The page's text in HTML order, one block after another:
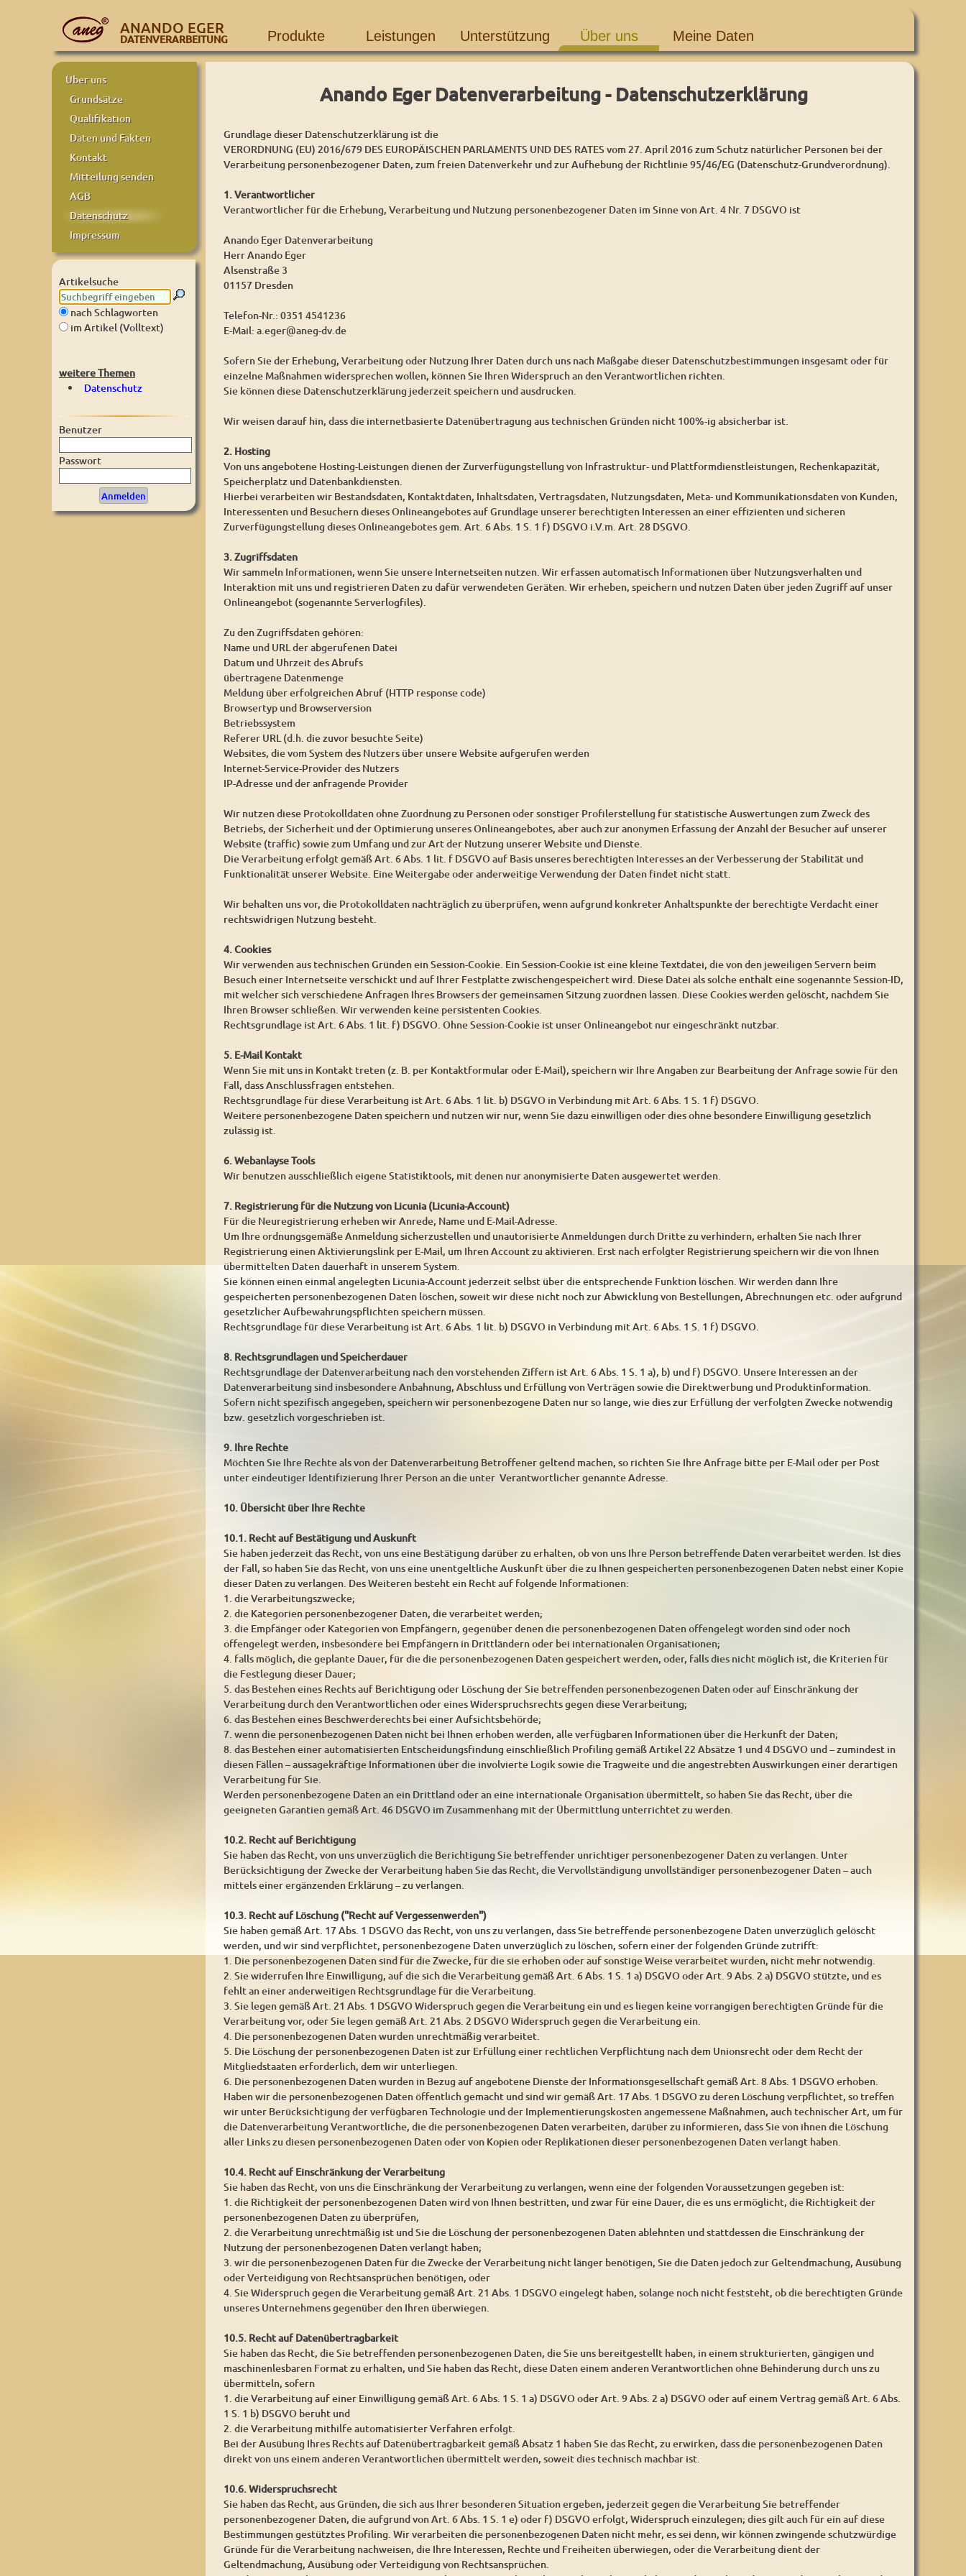
ANANDO EGER
DATENVERARBEITUNG Produkte Leistungen Unterstützung Über uns Meine Daten
Über uns
Grundsätze
Qualifikation
Daten und Fakten
Kontakt
Mitteilung senden
AGB
Datenschutz
Impressum
Artikelsuche
nach Schlagworten
im Artikel (Volltext)
weitere Themen
Datenschutz
Benutzer
Passwort
Anando Eger Datenverarbeitung - Datenschutzerklärung
Grundlage dieser Datenschutzerklärung ist die
VERORDNUNG (EU) 2016/679 DES EUROPÄISCHEN PARLAMENTS UND DES RATES vom 27. April 2016 zum Schutz natürlicher Personen bei der
Verarbeitung personenbezogener Daten, zum freien Datenverkehr und zur Aufhebung der Richtlinie 95/46/EG (Datenschutz-Grundverordnung).
1. Verantwortlicher
Verantwortlicher für die Erhebung, Verarbeitung und Nutzung personenbezogener Daten im Sinne von Art. 4 Nr. 7 DSGVO ist
Anando Eger Datenverarbeitung
Herr Anando Eger
Alsenstraße 3
01157 Dresden
Telefon-Nr.: 0351 4541236
E-Mail: a.eger@aneg-dv.de
Sofern Sie der Erhebung, Verarbeitung oder Nutzung Ihrer Daten durch uns nach Maßgabe dieser Datenschutzbestimmungen insgesamt oder für
einzelne Maßnahmen widersprechen wollen, können Sie Ihren Widerspruch an den Verantwortlichen richten.
Sie können diese Datenschutzerklärung jederzeit speichern und ausdrucken.
Wir weisen darauf hin, dass die internetbasierte Datenübertragung aus technischen Gründen nicht 100%-ig absicherbar ist.
2. Hosting
Von uns angebotene Hosting-Leistungen dienen der Zurverfügungstellung von Infrastruktur- und Plattformdienstleistungen, Rechenkapazität,
Speicherplatz und Datenbankdiensten.
Hierbei verarbeiten wir Bestandsdaten, Kontaktdaten, Inhaltsdaten, Vertragsdaten, Nutzungsdaten, Meta- und Kommunikationsdaten von Kunden,
Interessenten und Besuchern dieses Onlineangebotes auf Grundlage unserer berechtigten Interessen an einer effizienten und sicheren
Zurverfügungstellung dieses Onlineangebotes gem. Art. 6 Abs. 1 S. 1 f) DSGVO i.V.m. Art. 28 DSGVO.
3. Zugriffsdaten
Wir sammeln Informationen, wenn Sie unsere Internetseiten nutzen. Wir erfassen automatisch Informationen über Nutzungsverhalten und
Interaktion mit uns und registrieren Daten zu dafür verwendeten Geräten. Wir erheben, speichern und nutzen Daten über jeden Zugriff auf unser
Onlineangebot (sogenannte Serverlogfiles).
Zu den Zugriffsdaten gehören:
Name und URL der abgerufenen Datei
Datum und Uhrzeit des Abrufs
übertragene Datenmenge
Meldung über erfolgreichen Abruf (HTTP response code)
Browsertyp und Browserversion
Betriebssystem
Referer URL (d.h. die zuvor besuchte Seite)
Websites, die vom System des Nutzers über unsere Website aufgerufen werden
Internet-Service-Provider des Nutzers
IP-Adresse und der anfragende Provider
Wir nutzen diese Protokolldaten ohne Zuordnung zu Personen oder sonstiger Profilerstellung für statistische Auswertungen zum Zweck des
Betriebs, der Sicherheit und der Optimierung unseres Onlineangebotes, aber auch zur anonymen Erfassung der Anzahl der Besucher auf unserer
Website (traffic) sowie zum Umfang und zur Art der Nutzung unserer Website und Dienste.
Die Verarbeitung erfolgt gemäß Art. 6 Abs. 1 lit. f DSGVO auf Basis unseres berechtigten Interesses an der Verbesserung der Stabilität und
Funktionalität unserer Website. Eine Weitergabe oder anderweitige Verwendung der Daten findet nicht statt.
Wir behalten uns vor, die Protokolldaten nachträglich zu überprüfen, wenn aufgrund konkreter Anhaltspunkte der berechtigte Verdacht einer
rechtswidrigen Nutzung besteht.
4. Cookies
Wir verwenden aus technischen Gründen ein Session-Cookie. Ein Session-Cookie ist eine kleine Textdatei, die von den jeweiligen Servern beim
Besuch einer Internetseite verschickt und auf Ihrer Festplatte zwischengespeichert wird. Diese Datei als solche enthält eine sogenannte Session-ID,
mit welcher sich verschiedene Anfragen Ihres Browsers der gemeinsamen Sitzung zuordnen lassen. Diese Cookies werden gelöscht, nachdem Sie
Ihren Browser schließen. Wir verwenden keine persistenten Cookies.
Rechtsgrundlage ist Art. 6 Abs. 1 lit. f) DSGVO. Ohne Session-Cookie ist unser Onlineangebot nur eingeschränkt nutzbar.
5. E-Mail Kontakt
Wenn Sie mit uns in Kontakt treten (z. B. per Kontaktformular oder E-Mail), speichern wir Ihre Angaben zur Bearbeitung der Anfrage sowie für den
Fall, dass Anschlussfragen entstehen.
Rechtsgrundlage für diese Verarbeitung ist Art. 6 Abs. 1 lit. b) DSGVO in Verbindung mit Art. 6 Abs. 1 S. 1 f) DSGVO.
Weitere personenbezogene Daten speichern und nutzen wir nur, wenn Sie dazu einwilligen oder dies ohne besondere Einwilligung gesetzlich
zulässig ist.
6. Webanlayse Tools
Wir benutzen ausschließlich eigene Statistiktools, mit denen nur anonymisierte Daten ausgewertet werden.
7. Registrierung für die Nutzung von Licunia (Licunia-Account)
Für die Neuregistrierung erheben wir Anrede, Name und E-Mail-Adresse.
Um Ihre ordnungsgemäße Anmeldung sicherzustellen und unautorisierte Anmeldungen durch Dritte zu verhindern, erhalten Sie nach Ihrer
Registrierung einen Aktivierungslink per E-Mail, um Ihren Account zu aktivieren. Erst nach erfolgter Registrierung speichern wir die von Ihnen
übermittelten Daten dauerhaft in unserem System.
Sie können einen einmal angelegten Licunia-Account jederzeit selbst über die entsprechende Funktion löschen. Wir werden dann Ihre
gespeicherten personenbezogenen Daten löschen, soweit wir diese nicht noch zur Abwicklung von Bestellungen, Abrechnungen etc. oder aufgrund
gesetzlicher Aufbewahrungspflichten speichern müssen.
Rechtsgrundlage für diese Verarbeitung ist Art. 6 Abs. 1 lit. b) DSGVO in Verbindung mit Art. 6 Abs. 1 S. 1 f) DSGVO.
8. Rechtsgrundlagen und Speicherdauer
Rechtsgrundlage der Datenverarbeitung nach den vorstehenden Ziffern ist Art. 6 Abs. 1 S. 1 a), b) und f) DSGVO. Unsere Interessen an der
Datenverarbeitung sind insbesondere Anbahnung, Abschluss und Erfüllung von Verträgen sowie die Direktwerbung und Produktinformation.
Sofern nicht spezifisch angegeben, speichern wir personenbezogene Daten nur so lange, wie dies zur Erfüllung der verfolgten Zwecke notwendig
bzw. gesetzlich vorgeschrieben ist.
9. Ihre Rechte
Möchten Sie Ihre Rechte als von der Datenverarbeitung Betroffener geltend machen, so richten Sie Ihre Anfrage bitte per E-Mail oder per Post
unter eindeutiger Identifizierung Ihrer Person an die unter Verantwortlicher genannte Adresse.
10. Übersicht über Ihre Rechte
10.1. Recht auf Bestätigung und Auskunft
Sie haben jederzeit das Recht, von uns eine Bestätigung darüber zu erhalten, ob von uns Ihre Person betreffende Daten verarbeitet werden. Ist dies
der Fall, so haben Sie das Recht, von uns eine unentgeltliche Auskunft über die zu Ihnen gespeicherten personenbezogenen Daten nebst einer Kopie
dieser Daten zu verlangen. Des Weiteren besteht ein Recht auf folgende Informationen:
1. die Verarbeitungszwecke;
2. die Kategorien personenbezogener Daten, die verarbeitet werden;
3. die Empfänger oder Kategorien von Empfängern, gegenüber denen die personenbezogenen Daten offengelegt worden sind oder noch
offengelegt werden, insbesondere bei Empfängern in Drittländern oder bei internationalen Organisationen;
4. falls möglich, die geplante Dauer, für die die personenbezogenen Daten gespeichert werden, oder, falls dies nicht möglich ist, die Kriterien für
die Festlegung dieser Dauer;
5. das Bestehen eines Rechts auf Berichtigung oder Löschung der Sie betreffenden personenbezogenen Daten oder auf Einschränkung der
Verarbeitung durch den Verantwortlichen oder eines Widerspruchsrechts gegen diese Verarbeitung;
6. das Bestehen eines Beschwerderechts bei einer Aufsichtsbehörde;
7. wenn die personenbezogenen Daten nicht bei Ihnen erhoben werden, alle verfügbaren Informationen über die Herkunft der Daten;
8. das Bestehen einer automatisierten Entscheidungsfindung einschließlich Profiling gemäß Artikel 22 Absätze 1 und 4 DSGVO und – zumindest in
diesen Fällen – aussagekräftige Informationen über die involvierte Logik sowie die Tragweite und die angestrebten Auswirkungen einer derartigen
Verarbeitung für Sie.
Werden personenbezogene Daten an ein Drittland oder an eine internationale Organisation übermittelt, so haben Sie das Recht, über die
geeigneten Garantien gemäß Art. 46 DSGVO im Zusammenhang mit der Übermittlung unterrichtet zu werden.
10.2. Recht auf Berichtigung
Sie haben das Recht, von uns unverzüglich die Berichtigung Sie betreffender unrichtiger personenbezogener Daten zu verlangen. Unter
Berücksichtigung der Zwecke der Verarbeitung haben Sie das Recht, die Vervollständigung unvollständiger personenbezogener Daten – auch
mittels einer ergänzenden Erklärung – zu verlangen.
10.3. Recht auf Löschung ("Recht auf Vergessenwerden")
Sie haben gemäß Art. 17 Abs. 1 DSGVO das Recht, von uns zu verlangen, dass Sie betreffende personenbezogene Daten unverzüglich gelöscht
werden, und wir sind verpflichtet, personenbezogene Daten unverzüglich zu löschen, sofern einer der folgenden Gründe zutrifft:
1. Die personenbezogenen Daten sind für die Zwecke, für die sie erhoben oder auf sonstige Weise verarbeitet wurden, nicht mehr notwendig.
2. Sie widerrufen Ihre Einwilligung, auf die sich die Verarbeitung gemäß Art. 6 Abs. 1 S. 1 a) DSGVO oder Art. 9 Abs. 2 a) DSGVO stützte, und es
fehlt an einer anderweitigen Rechtsgrundlage für die Verarbeitung.
3. Sie legen gemäß Art. 21 Abs. 1 DSGVO Widerspruch gegen die Verarbeitung ein und es liegen keine vorrangigen berechtigten Gründe für die
Verarbeitung vor, oder Sie legen gemäß Art. 21 Abs. 2 DSGVO Widerspruch gegen die Verarbeitung ein.
4. Die personenbezogenen Daten wurden unrechtmäßig verarbeitet.
5. Die Löschung der personenbezogenen Daten ist zur Erfüllung einer rechtlichen Verpflichtung nach dem Unionsrecht oder dem Recht der
Mitgliedstaaten erforderlich, dem wir unterliegen.
6. Die personenbezogenen Daten wurden in Bezug auf angebotene Dienste der Informationsgesellschaft gemäß Art. 8 Abs. 1 DSGVO erhoben.
Haben wir die personenbezogenen Daten öffentlich gemacht und sind wir gemäß Art. 17 Abs. 1 DSGVO zu deren Löschung verpflichtet, so treffen
wir unter Berücksichtigung der verfügbaren Technologie und der Implementierungskosten angemessene Maßnahmen, auch technischer Art, um für
die Datenverarbeitung Verantwortliche, die die personenbezogenen Daten verarbeiten, darüber zu informieren, dass Sie von ihnen die Löschung
aller Links zu diesen personenbezogenen Daten oder von Kopien oder Replikationen dieser personenbezogenen Daten verlangt haben.
10.4. Recht auf Einschränkung der Verarbeitung
Sie haben das Recht, von uns die Einschränkung der Verarbeitung zu verlangen, wenn eine der folgenden Voraussetzungen gegeben ist:
1. die Richtigkeit der personenbezogenen Daten wird von Ihnen bestritten, und zwar für eine Dauer, die es uns ermöglicht, die Richtigkeit der
personenbezogenen Daten zu überprüfen,
2. die Verarbeitung unrechtmäßig ist und Sie die Löschung der personenbezogenen Daten ablehnten und stattdessen die Einschränkung der
Nutzung der personenbezogenen Daten verlangt haben;
3. wir die personenbezogenen Daten für die Zwecke der Verarbeitung nicht länger benötigen, Sie die Daten jedoch zur Geltendmachung, Ausübung
oder Verteidigung von Rechtsansprüchen benötigen, oder
4. Sie Widerspruch gegen die Verarbeitung gemäß Art. 21 Abs. 1 DSGVO eingelegt haben, solange noch nicht feststeht, ob die berechtigten Gründe
unseres Unternehmens gegenüber den Ihren überwiegen.
10.5. Recht auf Datenübertragbarkeit
Sie haben das Recht, die Sie betreffenden personenbezogenen Daten, die Sie uns bereitgestellt haben, in einem strukturierten, gängigen und
maschinenlesbaren Format zu erhalten, und Sie haben das Recht, diese Daten einem anderen Verantwortlichen ohne Behinderung durch uns zu
übermitteln, sofern
1. die Verarbeitung auf einer Einwilligung gemäß Art. 6 Abs. 1 S. 1 a) DSGVO oder Art. 9 Abs. 2 a) DSGVO oder auf einem Vertrag gemäß Art. 6 Abs.
1 S. 1 b) DSGVO beruht und
2. die Verarbeitung mithilfe automatisierter Verfahren erfolgt.
Bei der Ausübung Ihres Rechts auf Datenübertragbarkeit gemäß Absatz 1 haben Sie das Recht, zu erwirken, dass die personenbezogenen Daten
direkt von uns einem anderen Verantwortlichen übermittelt werden, soweit dies technisch machbar ist.
10.6. Widerspruchsrecht
Sie haben das Recht, aus Gründen, die sich aus Ihrer besonderen Situation ergeben, jederzeit gegen die Verarbeitung Sie betreffender
personenbezogener Daten, die aufgrund von Art. 6 Abs. 1 S. 1 e) oder f) DSGVO erfolgt, Widerspruch einzulegen; dies gilt auch für ein auf diese
Bestimmungen gestütztes Profiling. Wir verarbeiten die personenbezogenen Daten nicht mehr, es sei denn, wir können zwingende schutzwürdige
Gründe für die Verarbeitung nachweisen, die Ihre Interessen, Rechte und Freiheiten überwiegen, oder die Verarbeitung dient der
Geltendmachung, Ausübung oder Verteidigung von Rechtsansprüchen.